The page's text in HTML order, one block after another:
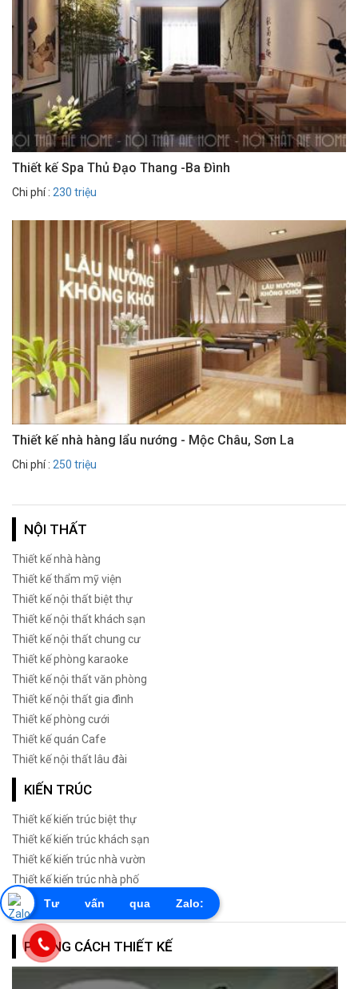
Thiết kế Spa Thủ Đạo Thang -Ba Đình
Chi phí : 230 triệu
Thiết kế nhà hàng lẩu nướng - Mộc Châu, Sơn La
Chi phí : 250 triệu
NỘI THẤT
Thiết kế nhà hàng
Thiết kế thẩm mỹ viện
Thiết kế nội thất biệt thự
Thiết kế nội thất khách sạn
Thiết kế nội thất chung cư
Thiết kế phòng karaoke
Thiết kế nội thất văn phòng
Thiết kế nội thất gia đình
Thiết kế phòng cưới
Thiết kế quán Cafe
Thiết kế nội thất lâu đài
KIẾN TRÚC
Thiết kế kiến trúc biệt thự
Thiết kế kiến trúc khách sạn
Thiết kế kiến trúc nhà vườn
Thiết kế kiến trúc nhà phố
Thiết kế kiến trúc lâu đài
PHONG CÁCH THIẾT KẾ
Tư vấn qua Zalo:
0855603456